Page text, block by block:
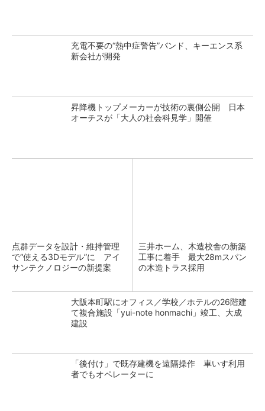
充電不要の“熱中症警告”バンド、キーエンス系
新会社が開発
昇降機トップメーカーが技術の裏側公開 日本
オーチスが「大人の社会科見学」開催
点群データを設計・維持管理
で“使える3Dモデル”に アイ
サンテクノロジーの新提案
三井ホーム、木造校舎の新築
工事に着手 最大28mスパン
の木造トラス採用
大阪本町駅にオフィス／学校／ホテルの26階建
て複合施設「yui-note honmachi」竣工、大成
建設
「後付け」で既存建機を遠隔操作 車いす利用
者でもオペレーターに